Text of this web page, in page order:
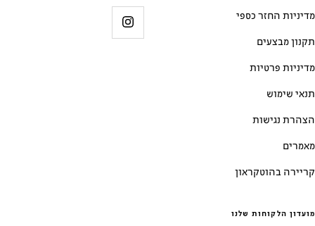
מדיניות החזר כספי
תקנון מבצעים
מדיניות פרטיות
תנאי שימוש
הצהרת נגישות
מאמרים
קריירה בהוטקראון
מועדון הלקוחות שלנו